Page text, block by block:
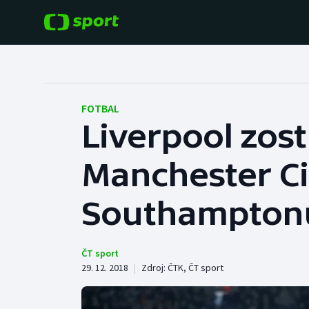
Hokej
Tenis
Atletika
Baseball a softbal
Basketbal
Biatlon
FOTBAL
Liverpool
Manchester
ČT sport
29. 12. 2018 | Zdroj: ČTK, ČT sport